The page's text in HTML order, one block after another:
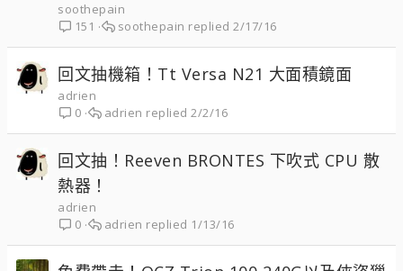
soothepain
151
2/17/16
soothepain
回文抽機箱！Tt Versa N21 大面積鏡面
adrien
0
2/2/16
adrien
回文抽！Reeven BRONTES 下吹式 CPU 散
熱器！
adrien
0
1/13/16
adrien